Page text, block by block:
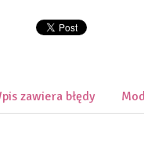
zawiera błędy